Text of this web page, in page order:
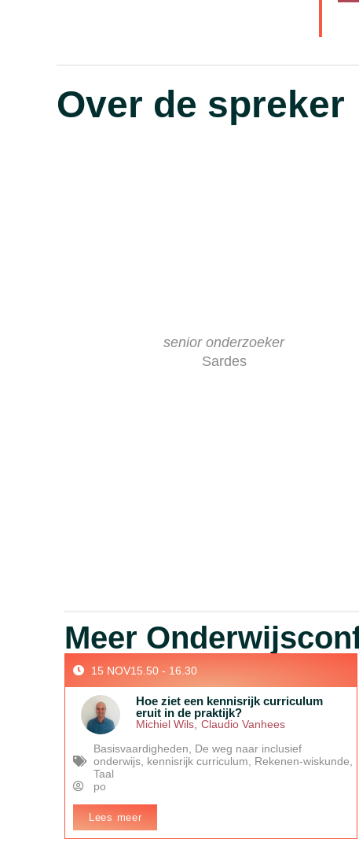
Over de spreker
senior onderzoeker
Sardes
Meer
15 NOV15.50 - 16.30
Hoe ziet een kennisrijk curriculum
eruit in de praktijk?
Michiel Wils, Claudio Vanhees
Basisvaardigheden
De weg naar inclusief
onderwijs kennisrijk curriculum Rekenen-wiskunde
Taal
po
Lees meer